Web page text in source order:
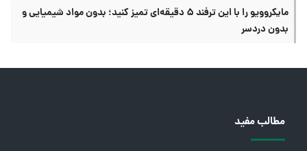
مایکروویو را با این ترفند ۵ دقیقه‌ای تمیز کنید؛ بدون مواد شیمیایی و
بدون دردسر
مطالب مفید